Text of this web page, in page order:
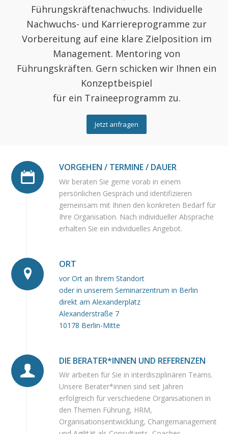
Führungskräftenachwuchs. Individuelle
Nachwuchs- und Karriereprogramme zur
Vorbereitung auf eine klare Zielposition im
Management. Mentoring von
Führungskräften. Gern schicken wir Ihnen ein
Konzeptbeispiel
für ein Traineeprogramm zu.
Jetzt anfragen
VORGEHEN / TERMINE / DAUER
Wir beraten Sie gerne vorab in einem
persönlichen Gespräch und identifizieren
gemeinsam mit Ihnen den konkreten Bedarf für
Ihre Organisation. Nach individueller Absprache
erhalten Sie ein individuelles Angebot.
ORT
vor Ort an Ihrem Standort
oder in unserem Seminarzentrum in Berlin
direkt am Alexanderplatz
Alexanderstraße 7
10178 Berlin-Mitte
DIE BERATER*INNEN UND REFERENZEN
Wir arbeiten für Sie in interdisziplinären Teams.
Unsere Berater*innen sind seit Jahren
erfolgreich für verschiedene Organisationen in
den Themen Führung, HRM,
Organisationsentwicklung, Changemanagement